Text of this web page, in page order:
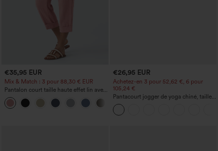
€35,95 EUR
Mix & Match : 3 pour 88,30 € EUR
Pantalon court taille haute effet lin avec
poche zippée
€26,95 EUR
Achetez-en 3 pour 52,62 €, 6 pour
105,24 €
Pantacourt jogger de yoga chiné, taille
haute, à fronces, avec poches.